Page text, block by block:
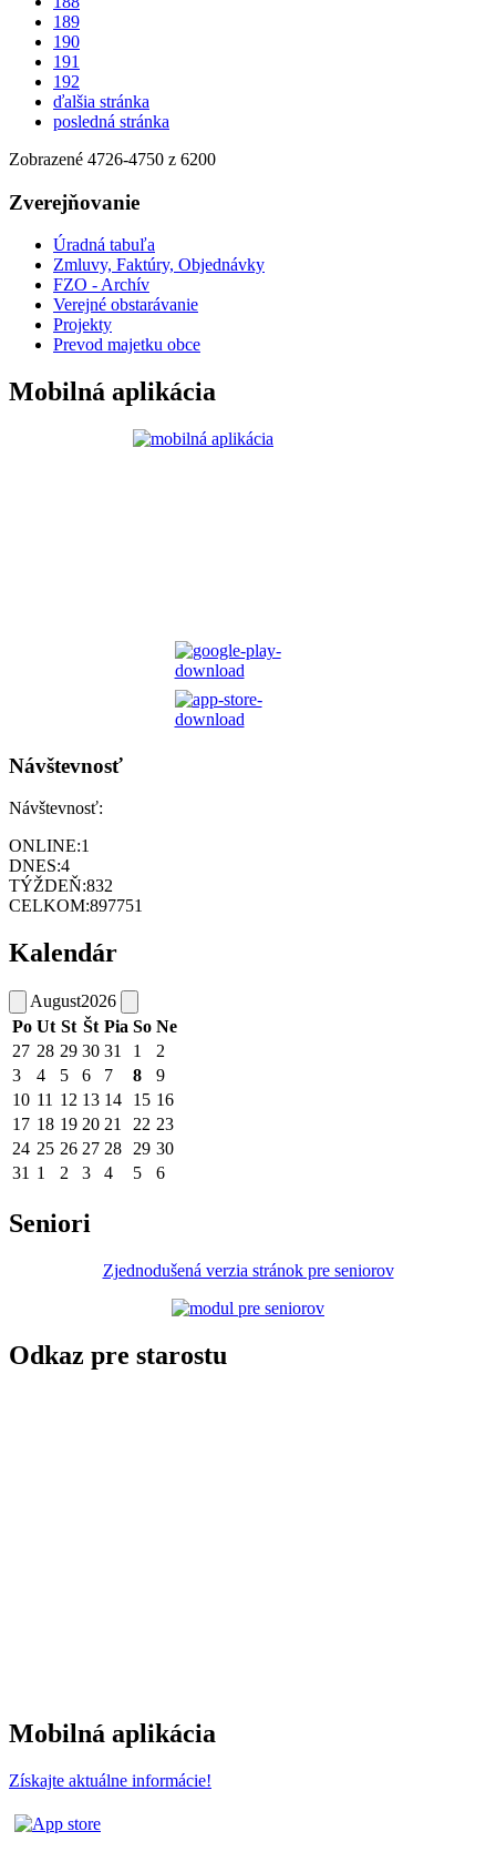
189
190
191
192
ďalšia stránka
posledná stránka
Zobrazené 4726-4750 z 6200
Zverejňovanie
Úradná tabuľa
Zmluvy, Faktúry, Objednávky
FZO - Archív
Verejné obstarávanie
Projekty
Prevod majetku obce
Mobilná aplikácia
Návštevnosť
Návštevnosť:
ONLINE:1
DNES:4
TÝŽDEŇ:832
CELKOM:897751
Kalendár
August2026
Po Ut St Št Pia So Ne
27 28 29 30 31 1
2
3
4 5 6 7 8
9
10 11 12 13 14 15 16
17 18 19 20 21 22 23
24 25 26 27 28 29 30
31 1 2 3 4 5 6
Seniori
Zjednodušená verzia stránok pre seniorov
Odkaz pre starostu
Mobilná aplikácia
Získajte aktuálne informácie!